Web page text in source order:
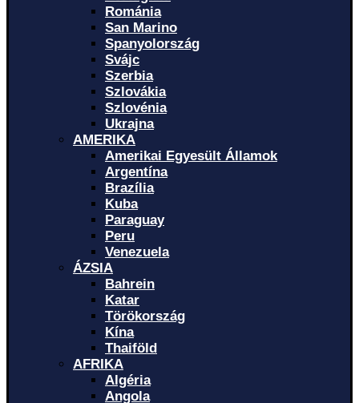
Románia
San Marino
Spanyolország
Svájc
Szerbia
Szlovákia
Szlovénia
Ukrajna
AMERIKA
Amerikai Egyesült Államok
Argentína
Brazília
Kuba
Paraguay
Peru
Venezuela
ÁZSIA
Bahrein
Katar
Törökország
Kína
Thaiföld
AFRIKA
Algéria
Angola